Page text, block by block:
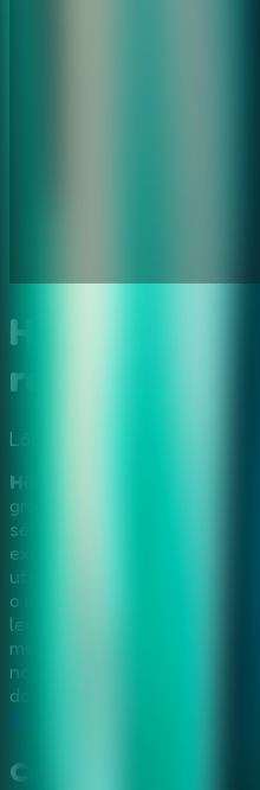
House 23
resgate o
Lógica
House 23 Escape
gratis dentro de uma mansao
secretas, objetos ocultos e
explorar a casa como um
uteis, combinar itens e
o mago preso em House 23.
levemente magico, mas o
memoria e raciocinio calmo.
no navegador com mansoes,
download, este titulo
Escape Room
Como House 23